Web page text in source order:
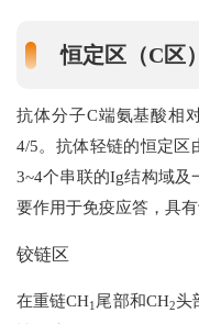
恒定区（C区）
抗体分子C端氨基酸相
4/5。抗体轻链的恒定区
3~4个串联的Ig结构域及
要作用于免疫应答，具
铰链区
在重链CH1尾部和CH2头